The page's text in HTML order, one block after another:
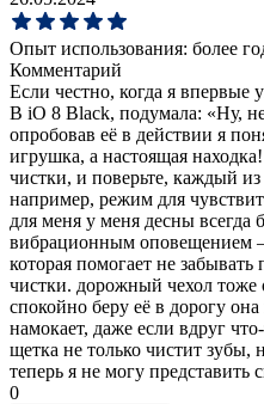
Опыт использования: более
Комментарий
Если честно, когда я впервые
B iO 8 Black, подумала: «Ну,
опробовав её в действии я
игрушка, а настоящая
чистки, и поверьте, каждый
например, режим для
для меня у меня десны
вибрационным оповещением
которая помогает не
чистки. дорожный чехол тоже
спокойно беру её в дорогу
намокает, даже если вдруг
щетка не только чистит зубы,
теперь я не могу
0